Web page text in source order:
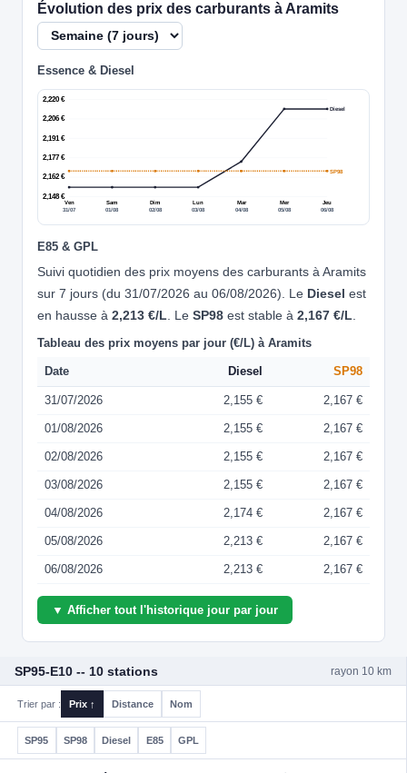
Évolution des prix des carburants à Aramits
Essence & Diesel
2,148 €
2,162 €
2,177 €
2,191 €
2,206 €
2,220 €
Ven
31/07
Sam
01/08
Dim
02/08
Lun
03/08
Mar
04/08
Mer
05/08
Jeu
06/08
Diesel
SP98
E85 & GPL
Suivi quotidien des prix moyens des carburants à Aramits
sur 7 jours (du 31/07/2026 au 06/08/2026). Le Diesel est
en hausse à 2,213 €/L . Le SP98 est stable à 2,167 €/L
Tableau des prix moyens par jour (€/L) à Aramits
Date Diesel SP98
31/07/2026 2,155 € 2,167 €
01/08/2026 2,155 € 2,167 €
02/08/2026 2,155 € 2,167 €
03/08/2026 2,155 € 2,167 €
04/08/2026 2,174 € 2,167 €
05/08/2026 2,213 € 2,167 €
06/08/2026 2,213 € 2,167 €
▼ Afficher tout l'historique jour par jour
SP95-E10 -- 10 stations rayon 10 km
Trier par : Prix ↑ Distance Nom
SP95 SP98 Diesel E85 GPL